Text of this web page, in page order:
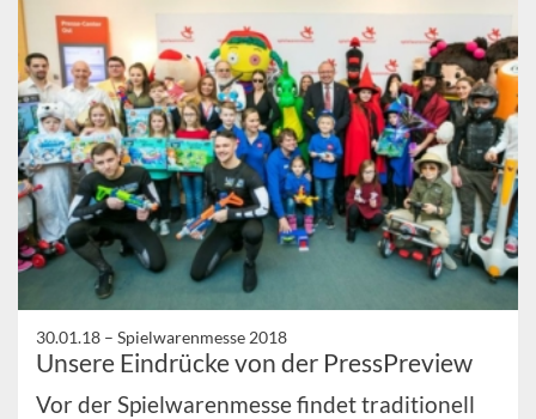
30.01.18 – Spielwarenmesse 2018
Unsere Eindrücke von der PressPreview
Vor der Spielwarenmesse findet traditionell